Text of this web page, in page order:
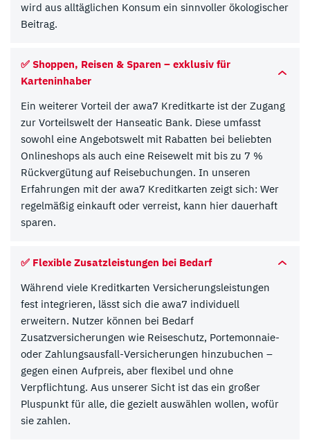
wird aus alltäglichen Konsum ein sinnvoller ökologischer
Beitrag.
✅ Shoppen, Reisen & Sparen – exklusiv für
Karteninhaber
Ein weiterer Vorteil der awa7 Kreditkarte ist der Zugang
zur Vorteilswelt der Hanseatic Bank. Diese umfasst
sowohl eine Angebotswelt mit Rabatten bei beliebten
Onlineshops als auch eine Reisewelt mit bis zu 7 %
Rückvergütung auf Reisebuchungen. In unseren
Erfahrungen mit der awa7 Kreditkarten zeigt sich: Wer
regelmäßig einkauft oder verreist, kann hier dauerhaft
sparen.
✅ Flexible Zusatzleistungen bei Bedarf
Während viele Kreditkarten Versicherungsleistungen
fest integrieren, lässt sich die awa7 individuell
erweitern. Nutzer können bei Bedarf
Zusatzversicherungen wie Reiseschutz, Portemonnaie-
oder Zahlungsausfall-Versicherungen hinzubuchen –
gegen einen Aufpreis, aber flexibel und ohne
Verpflichtung. Aus unserer Sicht ist das ein großer
Pluspunkt für alle, die gezielt auswählen wollen, wofür
sie zahlen.